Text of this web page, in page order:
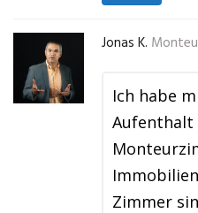
Jonas K.
Ich habe
Aufenthalt
Zimmer